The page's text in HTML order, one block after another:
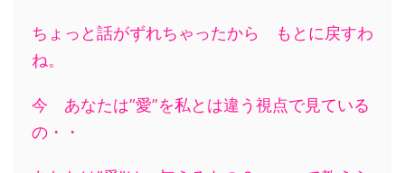
ちょっと話がずれちゃったから もとに戻すわ
ね。
今 あなたは”愛”を私とは違う視点で見ている
の・・